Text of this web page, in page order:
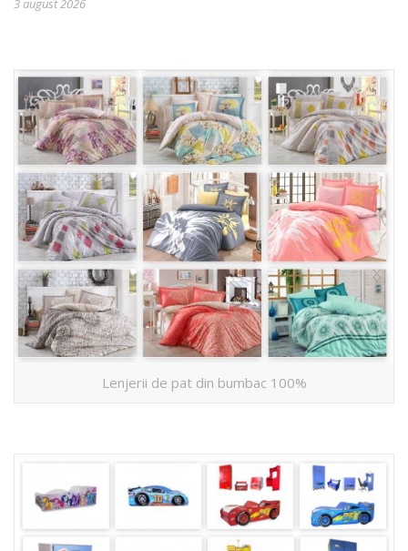
3 august 2026
Lenjerii de pat din bumbac 100%